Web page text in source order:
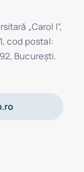
„Carol I”,
cod postal:
Bucureşti.